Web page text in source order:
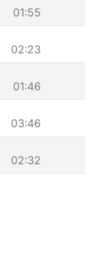
01:55
02:23
01:46
03:46
02:32